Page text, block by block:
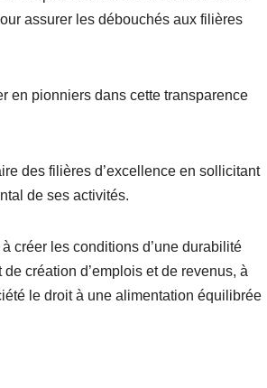
assurer les débouchés aux filières
en pionniers dans cette transparence
des filières d’excellence en sollicitant
de ses activités.
créer les conditions d’une durabilité
création d’emplois et de revenus, à
le droit à une alimentation équilibrée